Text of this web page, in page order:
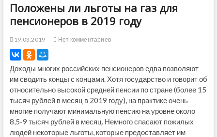
Положены ли льготы на газ для
пенсионеров в 2019 году
19.03.2019 Нет комментариев
Доходы многих российских пенсионеров едва позволяют
им сводить концы с концами. Хотя государство и говорит об
относительно высокой средней пенсии по стране (более 15
тысяч рублей в месяц в 2019 году), на практике очень
многие получают минимальную пенсию на уровне около
8,5-9 тысяч рублей в месяц. Немного спасают пожилых
людей некоторые льготы, которые предоставляет им